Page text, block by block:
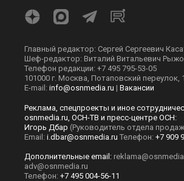
Главный редактор: Сергей Сергеевич
Шеф-редактор: Виталий Витальевич
Телефон редакции: +7 495 795-53-05
101000 г. Москва, Потаповский переулок,
E-mail: info@osnmedia.ru | Вакансии
Реклама, спецпроекты и иное
osnmedia.ru, ОСН-ТВ и пресс-центре ОСН:
Игорь Дбар (Руководитель отдела
Email: i.dbar@osnmedia.ru Телефон: +7 909
Дополнительные email:
adv@osnmedia.ru
Телефон: +7 495 004-56-11